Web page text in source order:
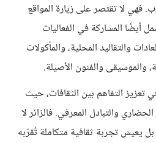
فهي لا تقتصر على زيارة المواقع
أيضًا المشاركة في الفعاليات
والتقاليد المحلية، والمأكولات
والموسيقى والفنون الأصيلة.
تعزيز التفاهم بين الثقافات، حيث
والتبادل المعرفي. فالزائر لا
يعيش تجربة ثقافية متكاملة تُقرّبه